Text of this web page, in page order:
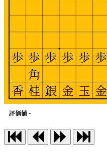
評価値 -
歩
金
歩
玉
歩
金
歩
銀
歩
角
桂
歩
香